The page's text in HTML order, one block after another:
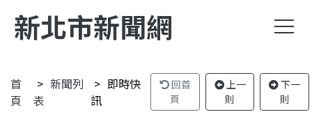
新北市新聞網
首
頁
新聞列
表
即時快
訊
回首
頁
上一
則
下一
則